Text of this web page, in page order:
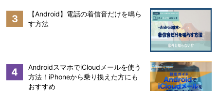
3
【Android】電話の着信音だけを鳴ら
す方法
4
AndroidスマホでiCloudメールを使う
方法！iPhoneから乗り換えた方にも
おすすめ